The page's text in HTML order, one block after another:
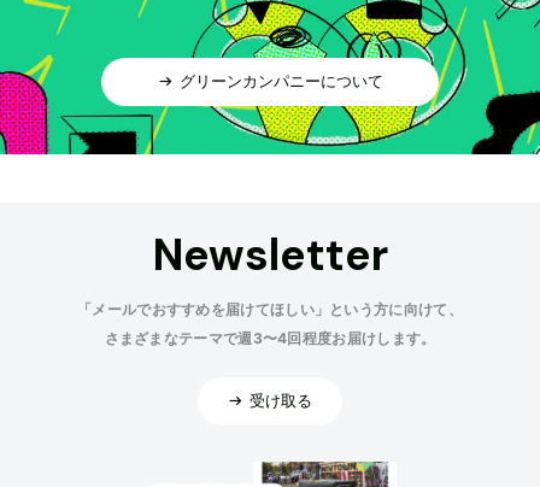
グリーンカンパニーについて
Newsletter
「メールでおすすめを届けてほしい」という方に向けて、
さまざまなテーマで週3〜4回程度お届けします。
受け取る